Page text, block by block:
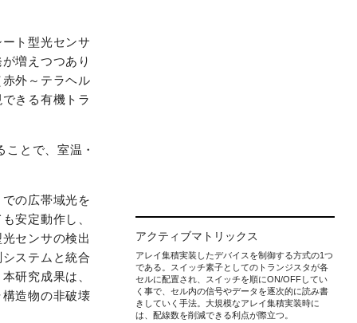
ト型光センサ
増えつつあり
外～テラヘル
きる有機トラ
とで、室温・
の広帯域光を
安定動作し、
センサの検出
ステムと統合
研究成果は、
造物の非破壊
アクティブマトリックス
アレイ集積実装したデバイスを制御する方式の1つ
である。スイッチ素子としてのトランジスタが各
セルに配置され、スイッチを順にON/OFFしてい
く事で、セル内の信号やデータを逐次的に読み書
きしていく手法。大規模なアレイ集積実装時に
は、配線数を削減できる利点が際立つ。